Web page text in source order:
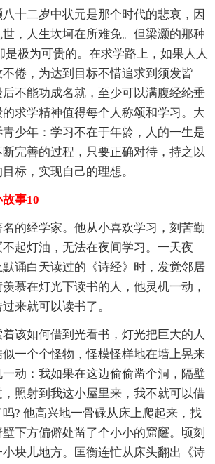
八十二岁中状元是那个时代的悲哀，因
，人生坎坷在所难免。但梁灏的那种
是极为可贵的。在求学路上，如果人人
倦，为达到目标不惜追求到须发皆
不能功成名就，至少可以满腹经纶垂
求学精神值得每个人称颂和学习。大
少年：学习不在于年龄，人的一生是
完善的过程，只要正确对待，持之以
标，实现自己的理想。
事10
的经学家。他从小喜欢学习，刻苦勤
起灯油，无法在夜间学习。一天夜
诵白天读过的《诗经》时，发觉邻居
慕在灯光下读书的人，他灵机一动，
来就可以读书了。
该如何借到光看书，灯光把巨大的人
一个个怪物，怪模怪样地在墙上晃来
动：我如果在这边偷偷凿个洞，隔壁
照射到我这小屋里来，我不就可以借
? 他高兴地一骨碌从床上爬起来，找
下方偏僻处凿了个小小的窟窿。顷刻
块儿地方。匡衡连忙从床头翻出《诗